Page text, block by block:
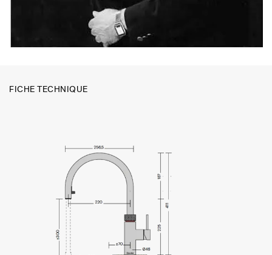
FICHE TECHNIQUE